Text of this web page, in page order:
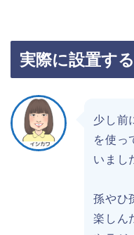
実際に設置す
少し前
を使っ
いまし
孫やひ
楽しん